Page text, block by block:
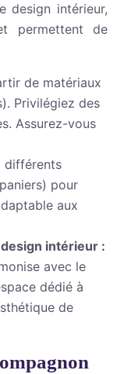
design intérieur,
permettent de
de matériaux
Privilégiez des
Assurez-vous
différents
pour
aux
intérieur :
avec le
dédié à
de